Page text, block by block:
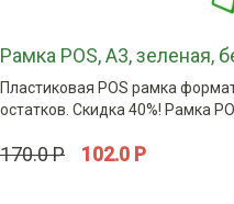
Рамка POS, А3, зеленая,
Пластиковая POS рамка
остатков. Скидка 40%! Рамка
170.0 Р 102.0 Р